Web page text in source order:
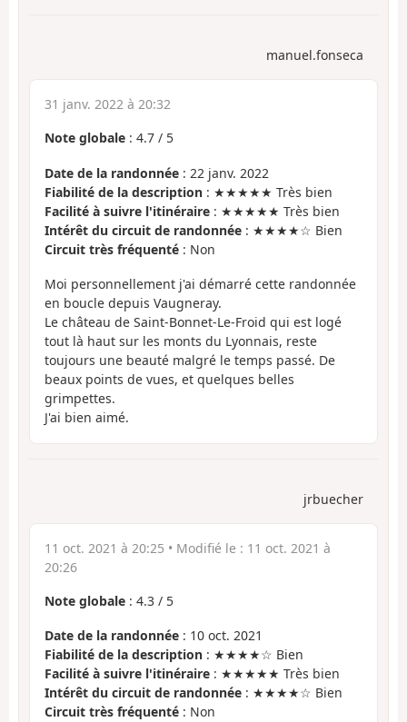
manuel.fonseca
31 janv. 2022 à 20:32
Note globale : 4.7 / 5
Date de la randonnée : 22 janv. 2022
Fiabilité de la description : ★★★★★ Très bien
Facilité à suivre l'itinéraire : ★★★★★ Très bien
Intérêt du circuit de randonnée : ★★★★☆ Bien
Circuit très fréquenté : Non
Moi personnellement j'ai démarré cette randonnée
en boucle depuis Vaugneray.
Le château de Saint-Bonnet-Le-Froid qui est logé
tout là haut sur les monts du Lyonnais, reste
toujours une beauté malgré le temps passé. De
beaux points de vues, et quelques belles
grimpettes.
J'ai bien aimé.
jrbuecher
11 oct. 2021 à 20:25 • Modifié le : 11 oct. 2021 à
20:26
Note globale : 4.3 / 5
Date de la randonnée : 10 oct. 2021
Fiabilité de la description : ★★★★☆ Bien
Facilité à suivre l'itinéraire : ★★★★★ Très bien
Intérêt du circuit de randonnée : ★★★★☆ Bien
Circuit très fréquenté : Non